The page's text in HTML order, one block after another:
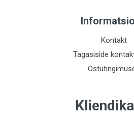
Kontakt
Tagasiside